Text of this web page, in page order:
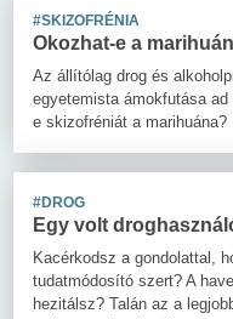
#SKIZOFRÉNIA
Okozhat-e a
Az állítólag drog és
egyetemista ámokfutása
e skizofréniát a marihuána?
#DROG
Egy volt
Kacérkodsz a gondolattal,
tudatmódosító szert? A
hezitálsz? Talán az a